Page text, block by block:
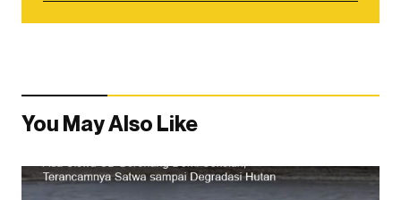
You May Also Like